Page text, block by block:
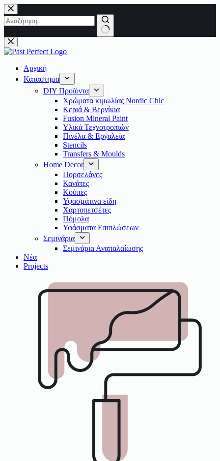
Μετάβαση
στο
περιεχόμενο
No
results
Αρχική
Κατάστημα
DIY Προϊόντα
Χρώματα κιμωλίας Nordic Chic
Κεριά & Βερνίκια
Fusion Mineral Paint
Υλικά Τεχνοτροπιών
Πινέλα & Εργαλεία
Stencils
Transfers & Moulds
Home Decor
Πορσελάνες
Κανάτες
Κούπες
Υφασμάτινα είδη
Χαρτοπετσέτες
Πόμολα
Υφάσματα Επιπλώσεων
Σεμινάρια
Σεμινάρια Αναπαλαίωσης
Νέα
Projects